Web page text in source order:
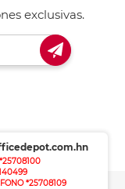
exclusivas.
*25708109